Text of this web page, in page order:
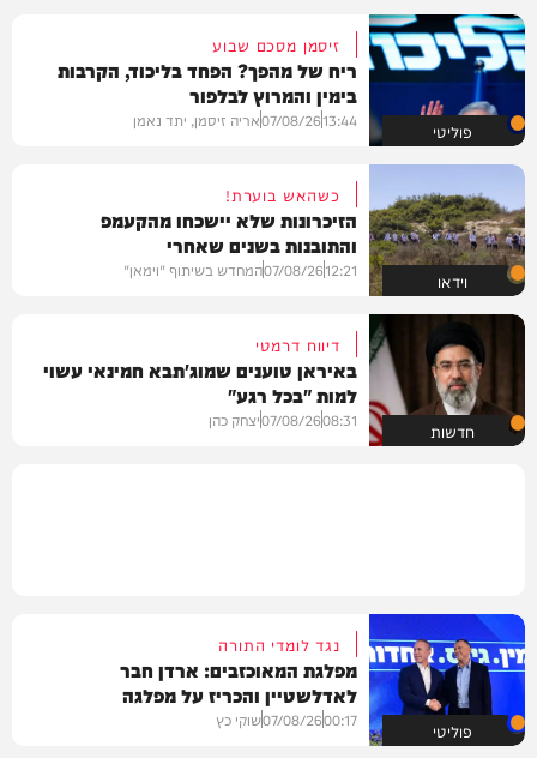
פוליטי
זיסמן מסכם שבוע
ריח של מהפך? הפחד בליכוד, הקרבות
בימין והמרוץ לבלפור
13:44
07/08/26אריה זיסמן, יתד נאמן
וידאו
כשהאש בוערת!
הזיכרונות שלא יישכחו מהקעמפ
והתובנות בשנים שאחרי
12:21
07/08/26המחדש בשיתוף "וימאן"
חדשות
דיווח דרמטי
באיראן טוענים שמוג'תבא חמינאי עשוי
למות "בכל רגע"
08:31
07/08/26יצחק כהן
פוליטי
נגד לומדי התורה
מפלגת המאוכזבים: ארדן חבר
לאדלשטיין והכריז על מפלגה
00:17
07/08/26שוקי כץ